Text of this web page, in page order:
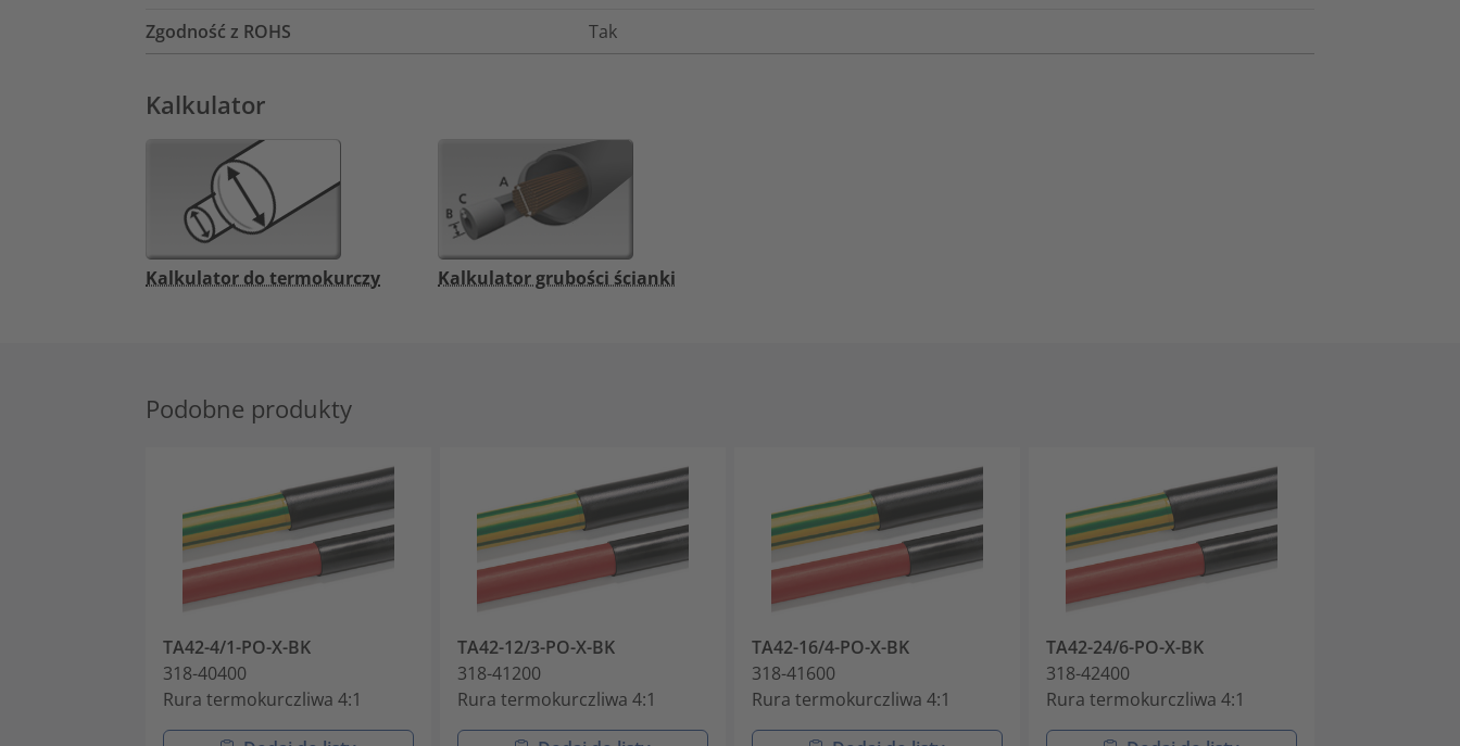
Zgodność z ROHS
Tak
Kalkulator
Kalkulator do termokurczy Kalkulator grubości ścianki
Podobne produkty
TA42-4/1-PO-X-BK
318-40400
Rura termokurczliwa 4:1
TA42-12/3-PO-X-BK
318-41200
Rura termokurczliwa 4:1
TA42-16/4-PO-X-BK
318-41600
Rura termokurczliwa 4:1
TA42-24/6-PO-X-BK
318-42400
Rura termokurczliwa 4:1